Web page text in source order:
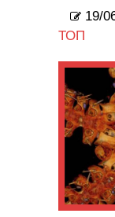
19/
ТОП